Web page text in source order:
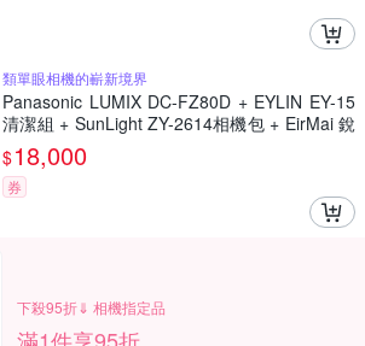
類單眼相機的嶄新境界
Panasonic LUMIX DC-FZ80D + EYLIN EY-15
清潔組 + SunLight ZY-2614相機包 + EirMai 銳
瑪 HD-100C電子除濕卡 FZ80D (公司貨)
$18,000
券
下殺95折⇓ 相機指定品